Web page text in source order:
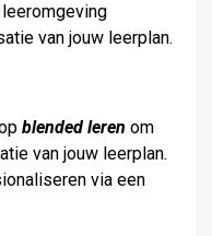
van jouw leerplan.
blended leren om
van jouw leerplan.
via een